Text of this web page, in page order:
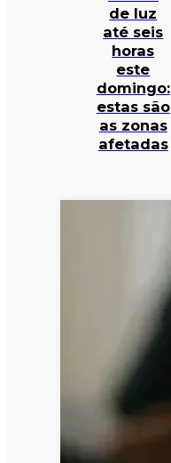
de luz
até seis
horas
este
domingo:
estas são
as zonas
afetadas